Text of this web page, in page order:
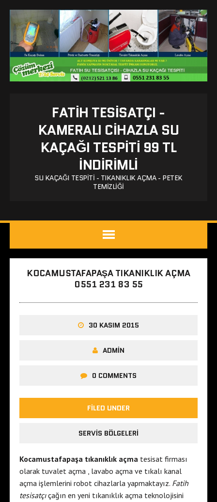
FATIH TESISATÇI -
KAMERALI CIHAZLA SU
KAÇAĞI TESPITI 99 TL
İNDİRİMLİ
SU KAÇAĞI TESPITI - TIKANIKLIK AÇMA - PETEK
TEMIZLIĞI
KOCAMUSTAFAPAŞA TIKANIKLIK AÇMA
0551 231 83 55
30 KASIM 2015
ADMIN
0 COMMENTS
FILED UNDER
SERVIS BÖLGELERI
Kocamustafapaşa tıkanıklık açma tesisat firması
olarak tuvalet açma , lavabo açma ve tıkalı kanal
açma işlemlerini robot cihazlarla yapmaktayız. Fatih
tesisatçıçağın en yeni tıkanıklık açma teknolojisini